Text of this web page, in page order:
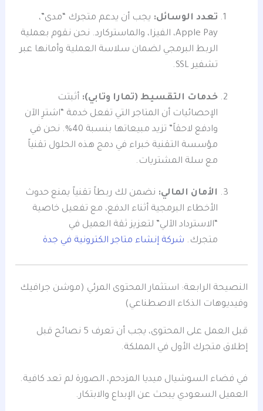
تعدد الوسائل: يجب أن يدعم متجرك “مدى”،
Apple Pay، الفيزا، والماستركارد. نحن نقوم بعملية
الربط البرمجي لضمان سلاسة العملية وأمانها عبر
تشفير SSL.
خدمات التقسيط (تمارا وتابي): أثبتت
الإحصائيات أن المتاجر التي تفعل خدمة “اشترِ الآن
وادفع لاحقاً” تزيد مبيعاتها بنسبة 40%. نحن في
مؤسسة التقنية خبراء في دمج هذه الحلول تقنياً
مع سلة المشتريات.
الأمان المالي: نضمن لك ربطاً تقنياً يمنع حدوث
الأخطاء البرمجية أثناء الدفع، مع تفعيل خاصية
“الاسترداد الآلي” لتعزيز ثقة العميل في
متجرك. شركة إنشاء متاجر الكترونية في جدة
النصيحة الرابعة: استثمار المحتوى المرئي (موشن جرافيك
وفيديوهات الذكاء الاصطناعي)
قبل العمل على المحتوى، يجب أن تعرف 5 نصائح قبل
إطلاق متجرك الأول في المملكة.
في فضاء السوشيال ميديا المزدحم، الصورة لم تعد كافية.
العميل السعودي يبحث عن الإبداع والابتكار.